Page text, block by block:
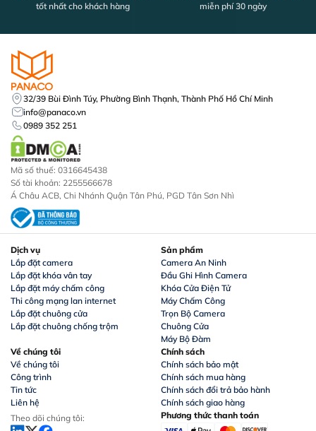
tốt nhất cho khách hàng
miễn phí 30 ngày
Về chúng tôi
Về chúng tôi
Công trình
Tin tức
Liên hệ
Theo dõi chúng tôi:
Dịch vụ
Lắp đặt camera
Lắp đặt khóa vân tay
Lắp đặt máy chấm công
Thi công mạng lan internet
Lắp đặt chuông cửa
Lắp đặt chuông chống trộm
Sản phẩm
Camera An Ninh
Đầu Ghi Hình Camera
Khóa Cửa Điện Tử
Máy Chấm Công
Trọn Bộ Camera
Chuông Cửa
Máy Bộ Đàm
Chính sách
Chính sách bảo mật
Chính sách mua hàng
Chính sách đổi trả bảo hành
Chính sách giao hàng
Phương thức thanh toán
32/39 Bùi Đình Túy, Phường Bình Thạnh, Thành Phố Hồ Chí Minh
info@panaco.vn
0989 352 251
Mã số thuế: 0316645438
Số tài khoản: 2255566678
Á Châu ACB, Chi Nhánh Quận Tân Phú, PGD Tân Sơn Nhì